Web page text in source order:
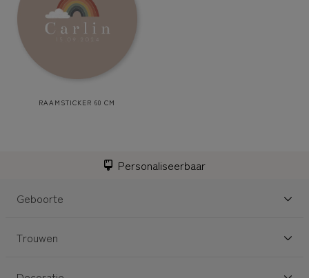
RAAMSTICKER 60 CM
Personaliseerbaar
Geboorte
Trouwen